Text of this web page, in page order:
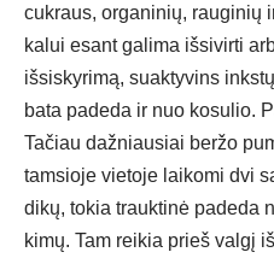
cuk­raus, or­ga­ni­nių,
ka­lui esant ga­li­ma iš­si­vir­ti
iš­si­sky­ri­mą, suak­ty­vins
ba­ta pa­de­da ir nuo ko­su­lio.
Ta­čiau daž­niau­siai ber­žo
tam­sio­je vie­to­je lai­ko­mi dvi
di­kų, to­kia trauk­ti­nė pa­de­da
ki­mų. Tam rei­kia prieš val­gį